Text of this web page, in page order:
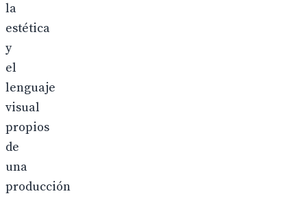
la
estética
y
el
lenguaje
visual
propios
de
una
producción